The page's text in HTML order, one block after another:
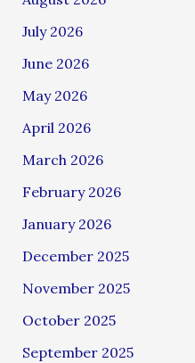
July 2026
June 2026
May 2026
April 2026
March 2026
February 2026
January 2026
December 2025
November 2025
October 2025
September 2025